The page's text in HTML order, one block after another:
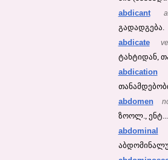
abdicant
გადადგება.
abdicate
ტახტიდან,
abdication
abdomen
ზოოლ., ენტ...
abdominal